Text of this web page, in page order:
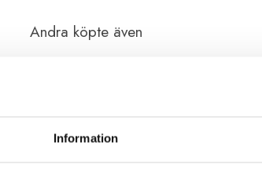
Information
Andra köpte även